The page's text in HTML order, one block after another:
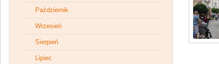
Październik
Wrzesień
Sierpień
Lipiec